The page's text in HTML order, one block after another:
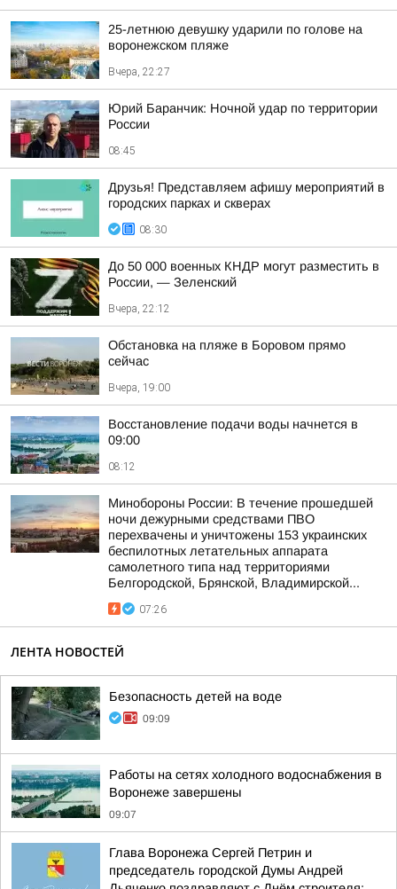
25-летнюю девушку ударили по голове на
воронежском пляже
Вчера, 22:27
Юрий Баранчик: Ночной удар по территории
России
08:45
Друзья! Представляем афишу мероприятий в
городских парках и скверах
08:30
До 50 000 военных КНДР могут разместить в
России, — Зеленский
Вчера, 22:12
Обстановка на пляже в Боровом прямо
сейчас
Вчера, 19:00
Восстановление подачи воды начнется в
09:00
08:12
Минобороны России: В течение прошедшей
ночи дежурными средствами ПВО
перехвачены и уничтожены 153 украинских
беспилотных летательных аппарата
самолетного типа над территориями
Белгородской, Брянской, Владимирской...
07:26
ЛЕНТА НОВОСТЕЙ
Безопасность детей на воде
09:09
Работы на сетях холодного водоснабжения в
Воронеже завершены
09:07
Глава Воронежа Сергей Петрин и
председатель городской Думы Андрей